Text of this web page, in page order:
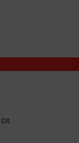
Dt